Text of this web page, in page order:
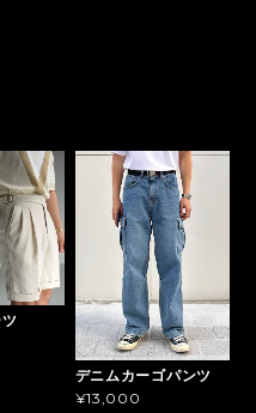
デニムカーゴパンツ
¥13,000